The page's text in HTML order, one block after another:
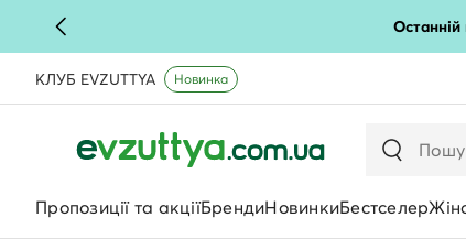
КЛУБ EVZUTTYA Новинка
Пропозиції та акціїБрендиНовинкиБестселер